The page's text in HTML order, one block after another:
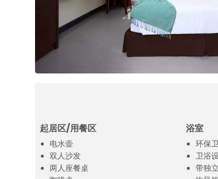
起居区/用餐区
电水壶
双人沙发
两人座餐桌
浴室
环保
卫浴
带独